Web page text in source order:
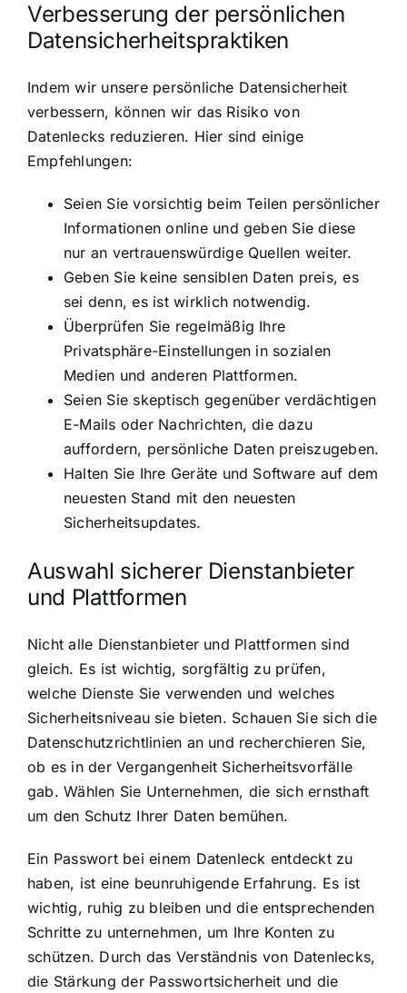
Verbesserung der persönlichen
Datensicherheitspraktiken
Indem wir unsere persönliche Datensicherheit
verbessern, können wir das Risiko von
Datenlecks reduzieren. Hier sind einige
Empfehlungen:
Seien Sie vorsichtig beim Teilen persönlicher
Informationen online und geben Sie diese
nur an vertrauenswürdige Quellen weiter.
Geben Sie keine sensiblen Daten preis, es
sei denn, es ist wirklich notwendig.
Überprüfen Sie regelmäßig Ihre
Privatsphäre-Einstellungen in sozialen
Medien und anderen Plattformen.
Seien Sie skeptisch gegenüber verdächtigen
E-Mails oder Nachrichten, die dazu
auffordern, persönliche Daten preiszugeben.
Halten Sie Ihre Geräte und Software auf dem
neuesten Stand mit den neuesten
Sicherheitsupdates.
Auswahl sicherer Dienstanbieter
und Plattformen
Nicht alle Dienstanbieter und Plattformen sind
gleich. Es ist wichtig, sorgfältig zu prüfen,
welche Dienste Sie verwenden und welches
Sicherheitsniveau sie bieten. Schauen Sie sich die
Datenschutzrichtlinien an und recherchieren Sie,
ob es in der Vergangenheit Sicherheitsvorfälle
gab. Wählen Sie Unternehmen, die sich ernsthaft
um den Schutz Ihrer Daten bemühen.
Ein Passwort bei einem Datenleck entdeckt zu
haben, ist eine beunruhigende Erfahrung. Es ist
wichtig, ruhig zu bleiben und die entsprechenden
Schritte zu unternehmen, um Ihre Konten zu
schützen. Durch das Verständnis von Datenlecks,
die Stärkung der Passwortsicherheit und die